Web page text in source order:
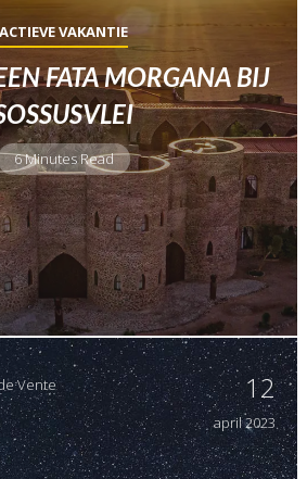
ACTIEVE VAKANTIE
FATA MORGANA BIJ
6 Minutes Read
Vente 12
april2023